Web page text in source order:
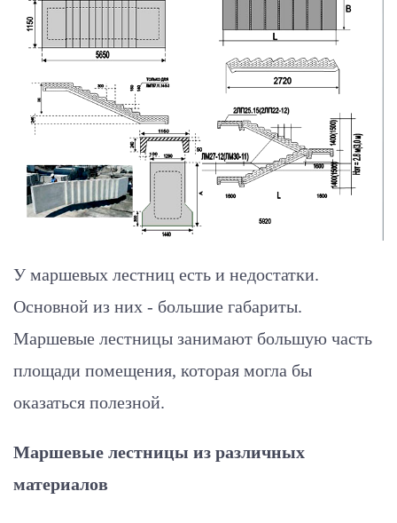
У маршевых лестниц есть и недостатки.
Основной из них - большие габариты.
Маршевые лестницы занимают большую часть
площади помещения, которая могла бы
оказаться полезной.
Маршевые лестницы из различных
материалов